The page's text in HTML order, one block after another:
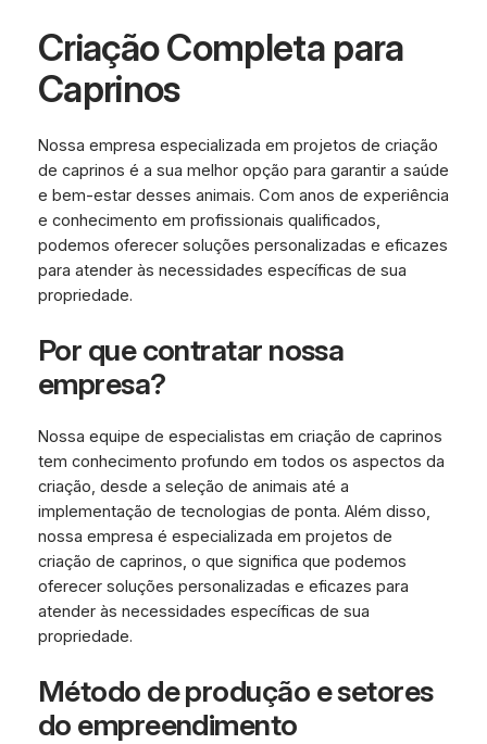
Criação Completa para
Caprinos
Nossa empresa especializada em projetos de criação
de caprinos é a sua melhor opção para garantir a saúde
e bem-estar desses animais. Com anos de experiência
e conhecimento em profissionais qualificados,
podemos oferecer soluções personalizadas e eficazes
para atender às necessidades específicas de sua
propriedade.
Por que contratar nossa
empresa?
Nossa equipe de especialistas em criação de caprinos
tem conhecimento profundo em todos os aspectos da
criação, desde a seleção de animais até a
implementação de tecnologias de ponta. Além disso,
nossa empresa é especializada em projetos de
criação de caprinos, o que significa que podemos
oferecer soluções personalizadas e eficazes para
atender às necessidades específicas de sua
propriedade.
Método de produção e setores
do empreendimento